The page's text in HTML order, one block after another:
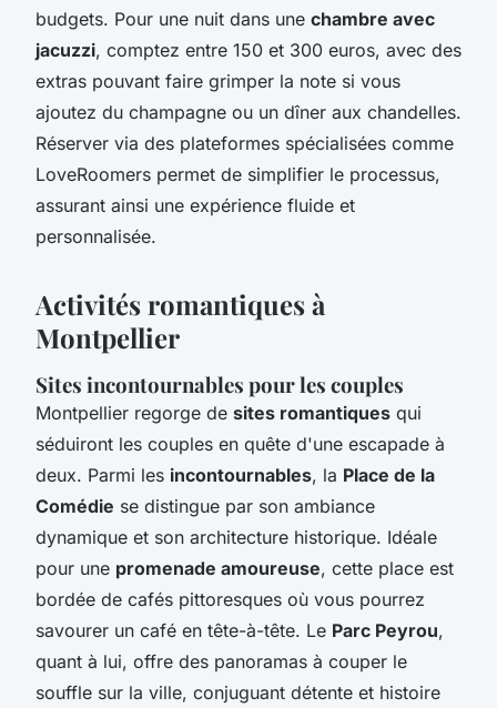
budgets. Pour une nuit dans une chambre avec
jacuzzi, comptez entre 150 et 300 euros, avec des
extras pouvant faire grimper la note si vous
ajoutez du champagne ou un dîner aux chandelles.
Réserver via des plateformes spécialisées comme
LoveRoomers permet de simplifier le processus,
assurant ainsi une expérience fluide et
personnalisée.
Activités romantiques à
Montpellier
Sites incontournables pour les couples
Montpellier regorge de sites romantiques qui
séduiront les couples en quête d'une escapade à
deux. Parmi les incontournables, la Place de la
Comédie se distingue par son ambiance
dynamique et son architecture historique. Idéale
pour une promenade amoureuse, cette place est
bordée de cafés pittoresques où vous pourrez
savourer un café en tête-à-tête. Le Parc Peyrou,
quant à lui, offre des panoramas à couper le
souffle sur la ville, conjuguant détente et histoire